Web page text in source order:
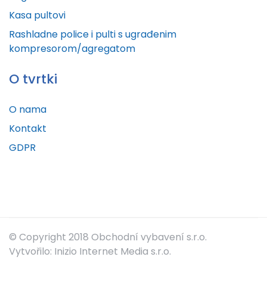
Kasa pultovi
Rashladne police i pulti s ugrađenim
kompresorom/agregatom
O tvrtki
O nama
Kontakt
GDPR
© Copyright 2018 Obchodní vybavení s.r.o.
Vytvořilo: Inizio Internet Media s.r.o.